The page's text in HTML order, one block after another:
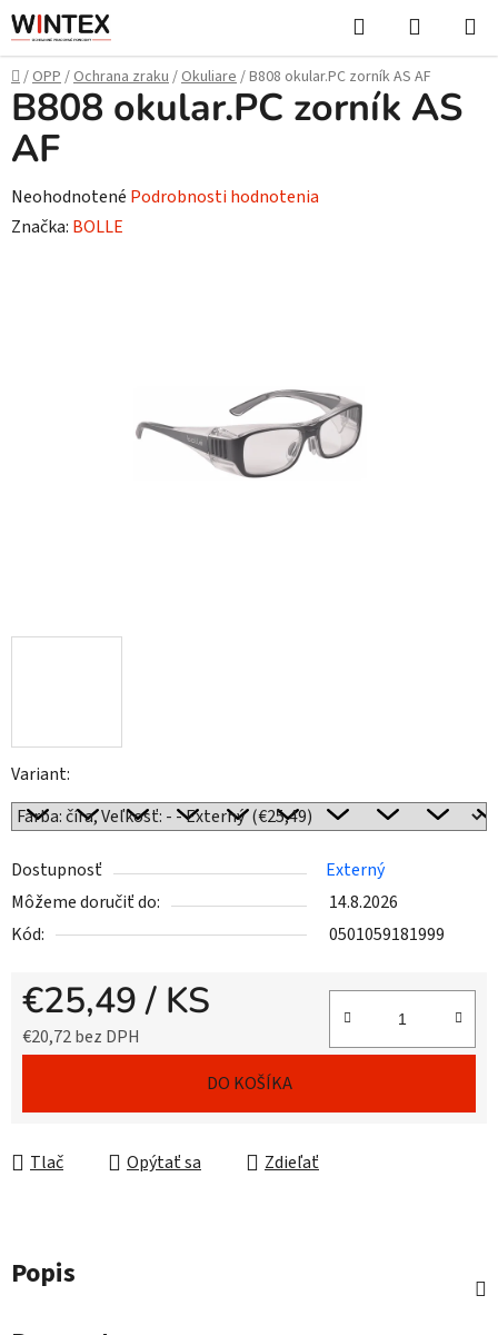
Prejsť
na
obsah
Hľadať
KOŠÍK
Domov
/OPP/Ochrana zraku/Okuliare/B808 okular.PC zorník AS AF
Variant:
Dostupnosť
Externý
Môžeme doručiť do:
14.8.2026
Kód:
0501059181999
€25,49/ KS
€20,72 bez DPH
DO KOŠÍKA
Tlač Opýtať sa Zdieľať
B808 okular.PC zorník AS
AF
Priemerné
hodnotenie
Neohodnotené Podrobnosti hodnotenia
Značka: BOLLE
Popis